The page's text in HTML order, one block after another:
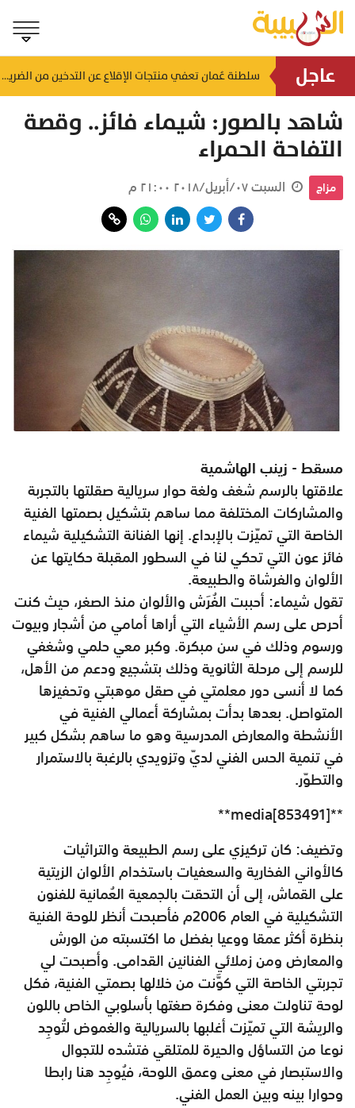
عاجل منذ ساعتين سلطنة عُمان تعفي منتجات الإقلاع عن التدخين من الضريبة
شاهد بالصور: شيماء فائز.. وقصة
التفاحة الحمراء
مزاج السبت ٠٧/أبريل/٢٠١٨ ٢١:٠٠ م
مسقط - زينب الهاشمية
علاقتها بالرسم شغف ولغة حوار سريالية صقلتها بالتجربة
والمشاركات المختلفة مما ساهم بتشكيل بصمتها الفنية
الخاصة التي تميّزت بالإبداع. إنها الفنانة التشكيلية شيماء
فائز عون التي تحكي لنا في السطور المقبلة حكايتها عن
الألوان والفرشاة والطبيعة.
تقول شيماء: أحببت الفُرَش والألوان منذ الصغر، حيث كنت
أحرص على رسم الأشياء التي أراها أمامي من أشجار وبيوت
ورسوم وذلك في سن مبكرة. وكبر معي حلمي وشغفي
للرسم إلى مرحلة الثانوية وذلك بتشجيع ودعم من الأهل،
كما لا أنسى دور معلمتي في صقل موهبتي وتحفيزها
المتواصل. بعدها بدأت بمشاركة أعمالي الفنية في
الأنشطة والمعارض المدرسية وهو ما ساهم بشكل كبير
في تنمية الحس الفني لديّ وتزويدي بالرغبة بالاستمرار
والتطوّر.
**media[853491]**
وتضيف: كان تركيزي على رسم الطبيعة والتراثيات
كالأواني الفخارية والسعفيات باستخدام الألوان الزيتية
على القماش، إلى أن التحقت بالجمعية العُمانية للفنون
التشكيلية في العام 2006م فأصبحت أنظر للوحة الفنية
بنظرة أكثر عمقا ووعيا بفضل ما اكتسبته من الورش
والمعارض ومن زملائي الفنانين القدامى. وأصبحت لي
تجربتي الخاصة التي كوَّنت من خلالها بصمتي الفنية، فكل
لوحة تناولت معنى وفكرة صغتها بأسلوبي الخاص باللون
والريشة التي تميّزت أغلبها بالسريالية والغموض لتُوجِد
نوعا من التساؤل والحيرة للمتلقي فتشده للتجوال
والاستبصار في معنى وعمق اللوحة، فيُوجِد هنا رابطا
وحوارا بينه وبين العمل الفني.